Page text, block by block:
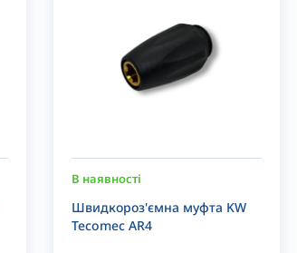
В наявності
Швидкороз'ємна муфта KW
Tecomec AR4